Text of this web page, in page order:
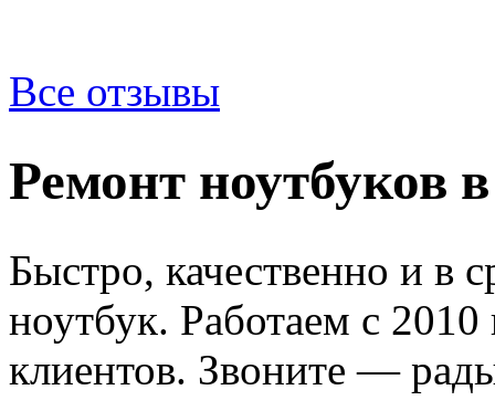
Все отзывы
Ремонт ноутбуков
Быстро, качественно и в
ноутбук. Работаем с
клиентов. Звоните —